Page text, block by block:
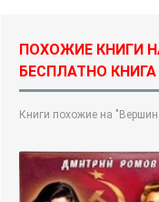
ПОХОЖИЕ КНИГИ
БЕСПЛАТНО КНИГА
Книги похожие на